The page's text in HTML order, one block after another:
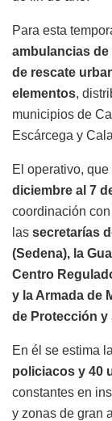
Para esta
ambulancias
de rescate
elementos,
municipios de
Escárcega y
El operativo,
diciembre al 7
coordinación
las secretarías
(Sedena), la
Centro
y la Armada de
de Protección y
En él se estima
policiacos y 40
constantes en
y zonas de gran